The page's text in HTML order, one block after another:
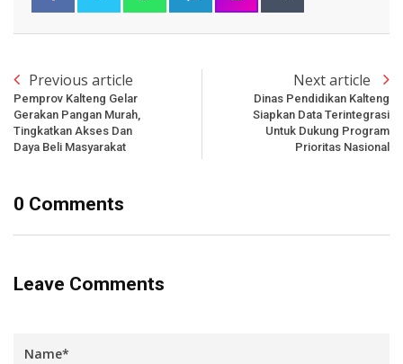
Previous article
Pemprov Kalteng Gelar
Gerakan Pangan Murah,
Tingkatkan Akses Dan
Daya Beli Masyarakat
Next article
Dinas Pendidikan Kalteng
Siapkan Data Terintegrasi
Untuk Dukung Program
Prioritas Nasional
0 Comments
Leave Comments